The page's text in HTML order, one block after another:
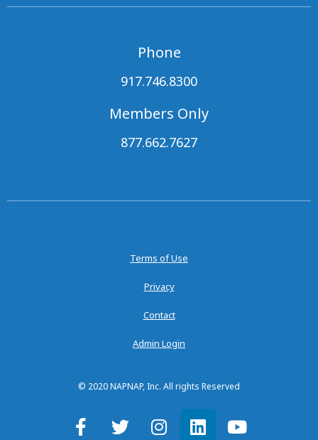
Phone
917.746.8300
Members Only
877.662.7627
Terms of Use
Privacy
Contact
Admin Login
© 2020 NAPNAP, Inc. All rights Reserved